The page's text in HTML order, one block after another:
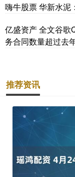
嗨牛股票 华新水泥
亿盛资产 全文谷歌
务合同数量超过去
推荐资讯